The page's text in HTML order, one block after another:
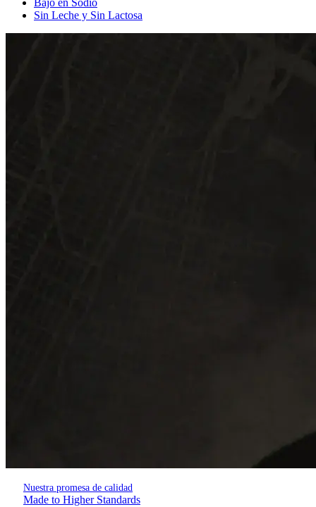
Sin Leche y Sin Lactosa
Nuestra promesa de calidad
Made to Higher Standards